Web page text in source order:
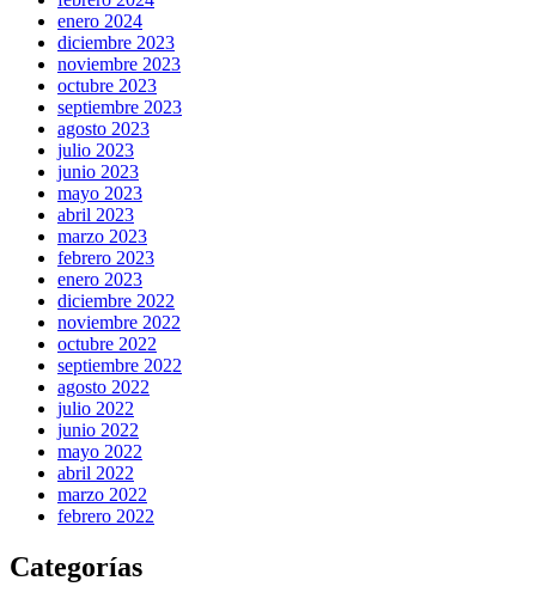
enero 2024
diciembre 2023
noviembre 2023
octubre 2023
septiembre 2023
agosto 2023
julio 2023
junio 2023
mayo 2023
abril 2023
marzo 2023
febrero 2023
enero 2023
diciembre 2022
noviembre 2022
octubre 2022
septiembre 2022
agosto 2022
julio 2022
junio 2022
mayo 2022
abril 2022
marzo 2022
febrero 2022
Categorías